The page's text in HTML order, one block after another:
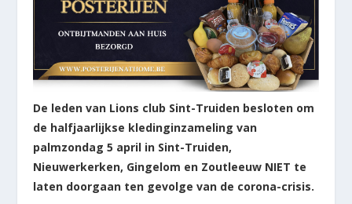
De leden van Lions club Sint-Truiden besloten om
de halfjaarlijkse kledinginzameling van
palmzondag 5 april in Sint-Truiden,
Nieuwerkerken, Gingelom en Zoutleeuw NIET te
laten doorgaan ten gevolge van de corona-crisis.